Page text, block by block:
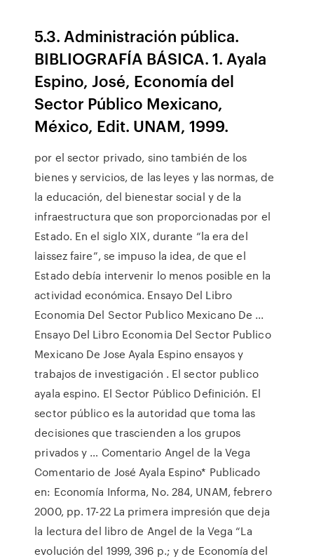
5.3. Administración pública.
BIBLIOGRAFÍA BÁSICA. 1. Ayala
Espino, José, Economía del
Sector Público Mexicano,
México, Edit. UNAM, 1999.
por el sector privado, sino también de los
bienes y servicios, de las leyes y las normas, de
la educación, del bienestar social y de la
infraestructura que son proporcionadas por el
Estado. En el siglo XIX, durante “la era del
laissez faire”, se impuso la idea, de que el
Estado debía intervenir lo menos posible en la
actividad económica. Ensayo Del Libro
Economia Del Sector Publico Mexicano De ...
Ensayo Del Libro Economia Del Sector Publico
Mexicano De Jose Ayala Espino ensayos y
trabajos de investigación . El sector publico
ayala espino. El Sector Público Definición. El
sector público es la autoridad que toma las
decisiones que trascienden a los grupos
privados y … Comentario Angel de la Vega
Comentario de José Ayala Espino* Publicado
en: Economía Informa, No. 284, UNAM, febrero
2000, pp. 17-22 La primera impresión que deja
la lectura del libro de Angel de la Vega “La
evolución del 1999, 396 p.; y de Economía del